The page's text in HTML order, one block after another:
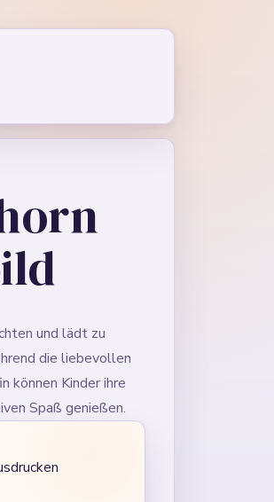
und lädt zu
die liebevollen
können Kinder ihre
Spaß genießen.